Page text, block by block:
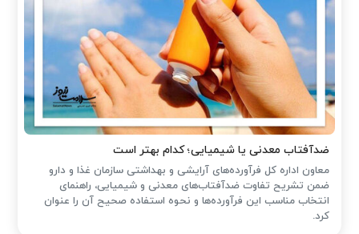
ضدآفتاب‌ معدنی یا شیمیایی؛ کدام بهتر است
معاون اداره کل فرآورده‌های آرایشی و بهداشتی سازمان غذا و دارو
ضمن تشریح تفاوت ضدآفتاب‌های معدنی و شیمیایی، راهنمای
انتخاب مناسب این فرآورده‌ها و نحوه استفاده صحیح آن را عنوان
کرد.